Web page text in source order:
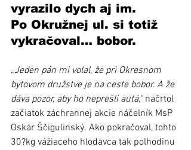
vyrazilo dych aj im.
Po Okružnej ul. si totiž
vykračoval… bobor.
„Jeden pán mi volal, že pri Okresnom
bytovom družstve je na ceste bobor. A že
dáva pozor, aby ho neprešli autá,“ načrtol
začiatok záchrannej akcie náčelník MsP
Oskár Ščigulinský. Ako pokračoval, tohto
30?kg vážiaceho hlodavca tak polhodinu